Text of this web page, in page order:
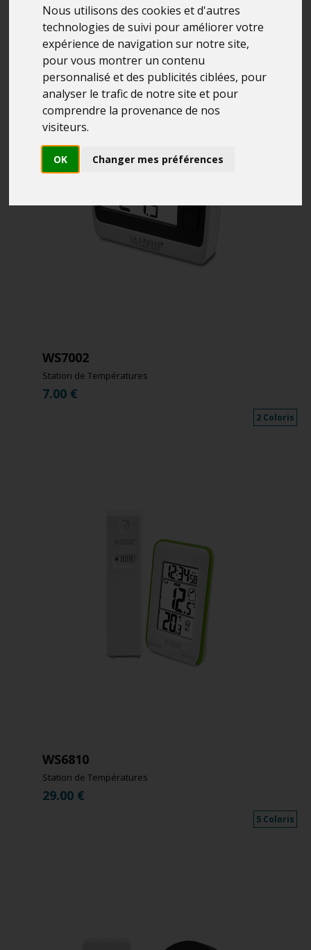
Nous utilisons des cookies et d'autres
technologies de suivi pour améliorer votre
expérience de navigation sur notre site,
pour vous montrer un contenu
personnalisé et des publicités ciblées, pour
analyser le trafic de notre site et pour
comprendre la provenance de nos
visiteurs.
OK Changer mes préférences
WS7002
Station de Températures
7.00 €
2 Coloris
WS6810
Station de Températures
29.00 €
5 Coloris